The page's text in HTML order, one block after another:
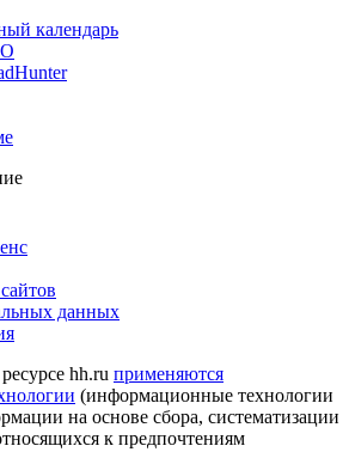
календарь
данных
hh.ru применяются
(информационные технологии
на основе сбора, систематизации
к предпочтениям